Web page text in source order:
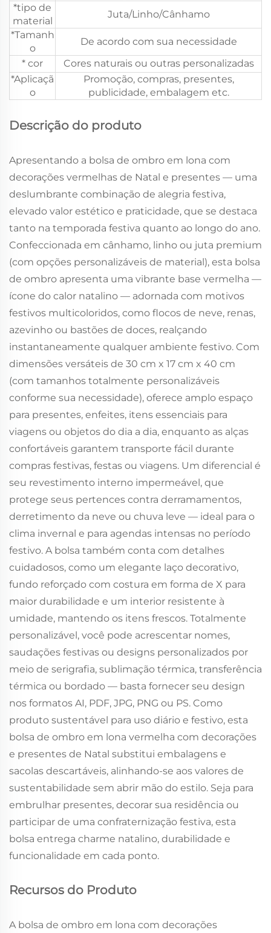
*tipo de
material
Juta/Linho/Cânhamo
*Tamanh
o
De acordo com sua necessidade
* cor
Cores naturais ou outras personalizadas
*Aplicaçã
o
Promoção, compras, presentes,
publicidade, embalagem etc.
Descrição do produto
Apresentando a bolsa de ombro em lona com
decorações vermelhas de Natal e presentes — uma
deslumbrante combinação de alegria festiva,
elevado valor estético e praticidade, que se destaca
tanto na temporada festiva quanto ao longo do ano.
Confeccionada em cânhamo, linho ou juta premium
(com opções personalizáveis de material), esta bolsa
de ombro apresenta uma vibrante base vermelha —
ícone do calor natalino — adornada com motivos
festivos multicoloridos, como flocos de neve, renas,
azevinho ou bastões de doces, realçando
instantaneamente qualquer ambiente festivo. Com
dimensões versáteis de 30 cm x 17 cm x 40 cm
(com tamanhos totalmente personalizáveis
conforme sua necessidade), oferece amplo espaço
para presentes, enfeites, itens essenciais para
viagens ou objetos do dia a dia, enquanto as alças
confortáveis garantem transporte fácil durante
compras festivas, festas ou viagens. Um diferencial é
seu revestimento interno impermeável, que
protege seus pertences contra derramamentos,
derretimento da neve ou chuva leve — ideal para o
clima invernal e para agendas intensas no período
festivo. A bolsa também conta com detalhes
cuidadosos, como um elegante laço decorativo,
fundo reforçado com costura em forma de X para
maior durabilidade e um interior resistente à
umidade, mantendo os itens frescos. Totalmente
personalizável, você pode acrescentar nomes,
saudações festivas ou designs personalizados por
meio de serigrafia, sublimação térmica, transferência
térmica ou bordado — basta fornecer seu design
nos formatos AI, PDF, JPG, PNG ou PS. Como
produto sustentável para uso diário e festivo, esta
bolsa de ombro em lona vermelha com decorações
e presentes de Natal substitui embalagens e
sacolas descartáveis, alinhando-se aos valores de
sustentabilidade sem abrir mão do estilo. Seja para
embrulhar presentes, decorar sua residência ou
participar de uma confraternização festiva, esta
bolsa entrega charme natalino, durabilidade e
funcionalidade em cada ponto.
Recursos do Produto
A bolsa de ombro em lona com decorações